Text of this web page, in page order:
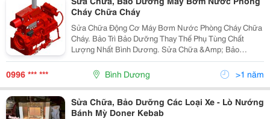
Cháy Chữa Cháy
Sửa Chữa Động Cơ Máy Bơm Nước Phòng Cháy Chữa
Cháy. Bảo Trì Bảo Dưỡng Thay Thế Phụ Tùng Chất
Lượng Nhất Bình Dương. Sửa Chữa &Amp; Bảo
Dưỡng Xe Nâng Hàng:
0996 *** *** Bình Dương >1 năm
Sửa Chữa, Bảo Dưỡng Các Loại Xe - Lò Nướng
Bánh Mỳ Doner Kebab